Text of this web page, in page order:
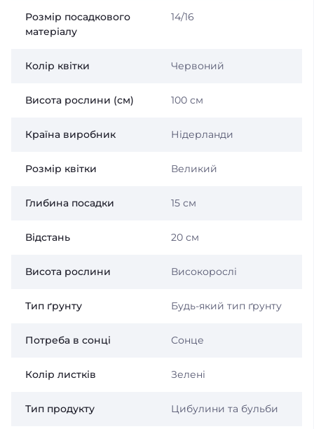
Розмір посадкового
матеріалу
14/16
Колір квітки Червоний
Висота рослини (см) 100 см
Країна виробник Нідерланди
Розмір квітки Великий
Глибина посадки 15 см
Відстань 20 см
Висота рослини Високорослі
Тип ґрунту Будь-який тип ґрунту
Потреба в сонці Сонце
Колір листків Зелені
Тип продукту Цибулини та бульби